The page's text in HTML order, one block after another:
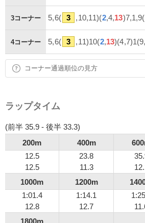
3コーナー 5,6( 3 ,10,11)(2,4,13
4コーナー 5,6( 3 ,11)10(2,13
コーナー通過順位の見方
ラップタイム
(前半 35.9 - 後半 33.3)
200m
400m
12.5
12.5
23.8
11.3
1000m
1200m
1:01.4
12.8
1:14.1
12.7
1800m